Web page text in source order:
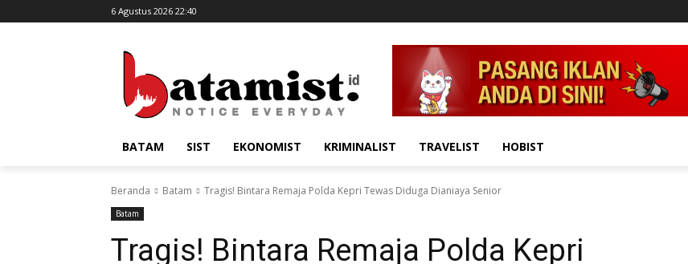
6 Agustus 2026 22:40
BATAM SIST EKONOMIST KRIMINALIST TRAVELIST HOBIST
Beranda Batam Tragis! Bintara Remaja Polda Kepri Tewas Diduga Dianiaya Senior
Batam
Tragis! Bintara Remaja Polda Kepri